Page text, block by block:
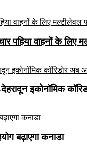
वाहनों के लिए
इकोनॉमिक
बढ़ाएगा कनाडा